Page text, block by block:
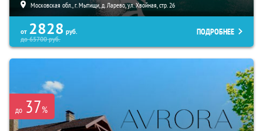
Московская обл., г. Мытищи, д. Ларево, ул. Хвойная, стр. 26
от 2828 руб.
до65700руб.
ПОДРОБНЕЕ
до 37%